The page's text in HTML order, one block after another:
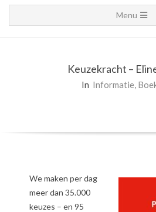
Navigation
Menu
Menu
Keuzekracht –
In Informatie,
We maken per dag
meer dan 35.000
keuzes – en 95